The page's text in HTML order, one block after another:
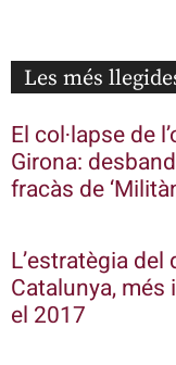
Les més
El col·lapse de
Girona:
fracàs de
L’estratègia
Catalunya,
el 2017